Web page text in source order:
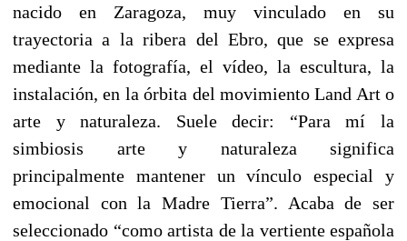
nacido en Zaragoza, muy vinculado en su
trayectoria a la ribera del Ebro, que se expresa
mediante la fotografía, el vídeo, la escultura, la
instalación, en la órbita del movimiento Land Art o
arte y naturaleza. Suele decir: “Para mí la
simbiosis arte y naturaleza significa
principalmente mantener un vínculo especial y
emocional con la Madre Tierra”. Acaba de ser
seleccionado “como artista de la vertiente española